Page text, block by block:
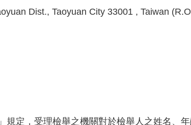
Taoyuan City 33001 , Taiwan
規定，受理檢舉之機關對於檢舉人之姓名、